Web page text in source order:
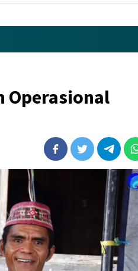
Operasional